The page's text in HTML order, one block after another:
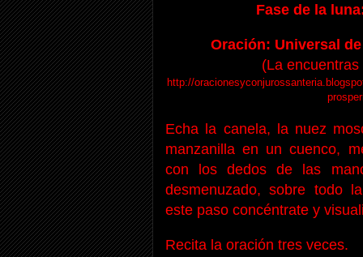
Fase de la
Oración: Universal
(La
http://
Echa la canela, la nuez
manzanilla en un cuenco,
con los dedos de las
desmenuzado, sobre todo
este paso concéntrate y
Recita la oración tres veces.